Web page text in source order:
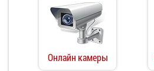
Онлайн камеры